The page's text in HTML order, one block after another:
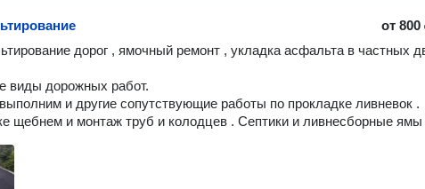
от800
дорог , ямочный ремонт , укладка асфальта в частных
и другие сопутствующие работы по прокладке ливневок .
щебнем и монтаж труб и колодцев . Септики и ливнесборные ямы